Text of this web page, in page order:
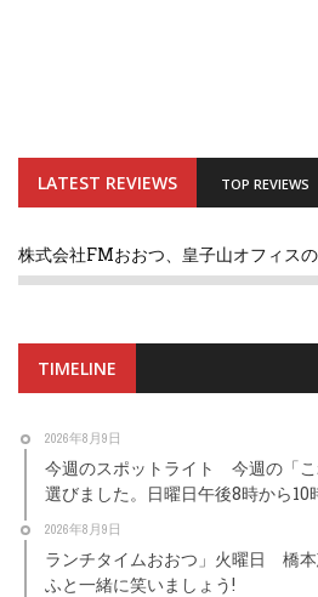
LATEST REVIEWS TOP REVIEWS
株式会社FMおおつ、皇子山オフィス
TIMELINE
2026年8月9日
今週のスポットライト 今週の「
選びました。日曜日午後8時から10
2026年8月9日
ランチタイムおおつ」火曜日 橋
ふと一緒に笑いましょう!